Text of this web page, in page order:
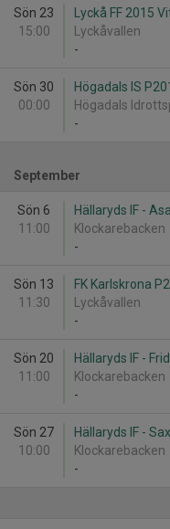
Sön 23
15:00
Lyckå FF 2015
Lyckåvallen
-
Sön 30
00:00
Högadals IS
Högadals
-
September
Sön 6
11:00
Hällaryds IF -
Klockarebacken
-
Sön 13
11:30
FK Karlskrona
Lyckåvallen
-
Sön 20
11:00
Hällaryds IF -
Klockarebacken
-
Sön 27
10:00
Hällaryds IF -
Klockarebacken
-